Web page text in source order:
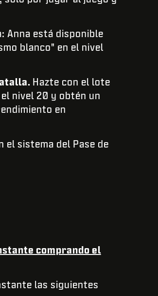
Anna está disponible
blanco" en el nivel
Hazte con el lote
nivel 20 y obtén un
en
el sistema del Pase de
comprando el
las siguientes